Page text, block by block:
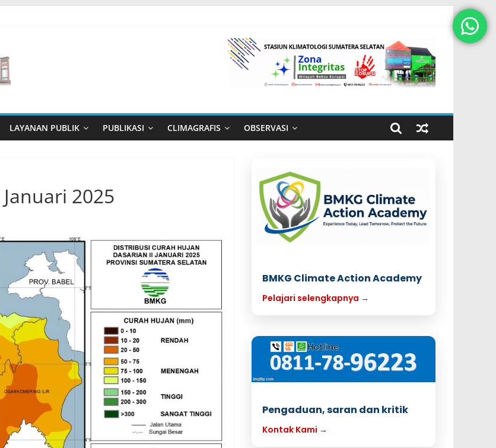
LAYANAN PUBLIK PUBLIKASI CLIMAGRAFIS OBSERVASI
2025
BMKG Climate Action Academy
Pelajari selengkapnya →
Pengaduan, saran dan kritik
Kontak Kami →